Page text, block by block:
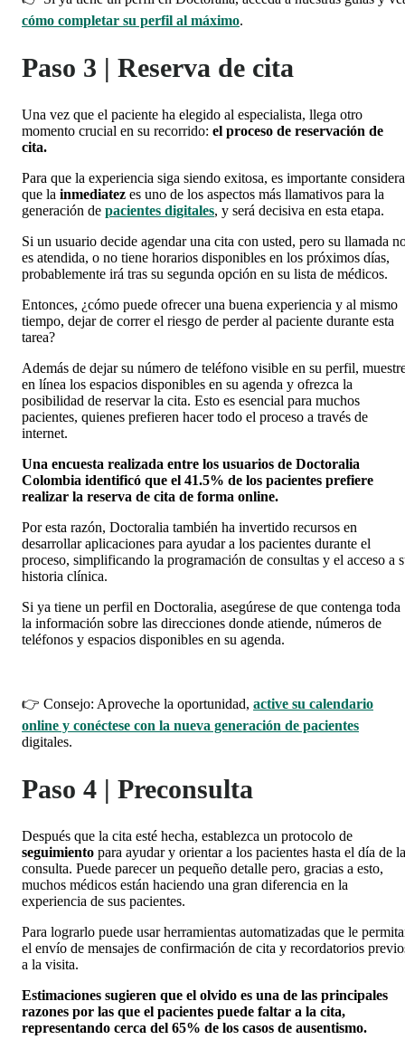
cómo completar su perfil al máximo.
Paso 3 | Reserva de cita
Una vez que el paciente ha elegido al especialista, llega otro
momento crucial en su recorrido: el proceso de reservación de
cita.
Para que la experiencia siga siendo exitosa, es importante
que la inmediatez es uno de los aspectos más llamativos para la
generación de pacientes digitales, y será decisiva en esta etapa.
Si un usuario decide agendar una cita con usted, pero su llamada
es atendida, o no tiene horarios disponibles en los próximos días,
probablemente irá tras su segunda opción en su lista de médicos.
Entonces, ¿cómo puede ofrecer una buena experiencia y al mismo
tiempo, dejar de correr el riesgo de perder al paciente durante esta
tarea?
Además de dejar su número de teléfono visible en su perfil,
en línea los espacios disponibles en su agenda y ofrezca la
posibilidad de reservar la cita. Esto es esencial para muchos
pacientes, quienes prefieren hacer todo el proceso a través de
internet.
Una encuesta realizada entre los usuarios de Doctoralia
Colombia identificó que el 41.5% de los pacientes prefiere
realizar la reserva de cita de forma online.
Por esta razón, Doctoralia también ha invertido recursos en
desarrollar aplicaciones para ayudar a los pacientes durante el
proceso, simplificando la programación de consultas y el acceso a
historia clínica.
Si ya tiene un perfil en Doctoralia, asegúrese de que contenga toda
la información sobre las direcciones donde atiende, números de
teléfonos y espacios disponibles en su agenda.
👉 Consejo: Aproveche la oportunidad, active su calendario
online y conéctese con la nueva generación de pacientes
digitales.
Paso 4 | Preconsulta
Después que la cita esté hecha, establezca un protocolo de
seguimiento para ayudar y orientar a los pacientes hasta el día de la
consulta. Puede parecer un pequeño detalle pero, gracias a esto,
muchos médicos están haciendo una gran diferencia en la
experiencia de sus pacientes.
Para lograrlo puede usar herramientas automatizadas que le
el envío de mensajes de confirmación de cita y recordatorios
a la visita.
Estimaciones sugieren que el olvido es una de las principales
razones por las que el pacientes puede faltar a la cita,
representando cerca del 65% de los casos de ausentismo.